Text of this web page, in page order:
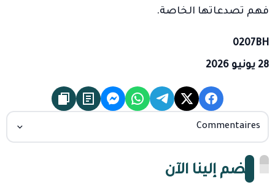
فهم تصدعاتها الخاصة.
0207BH
28 يونيو 2026
Commentaires
انضم إلينا الآن